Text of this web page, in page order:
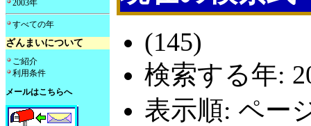
2003年
すべての年
ざんまいについて
ご紹介
利用条件
メールはこちらへ
(145)
検索する年:
表示順: ペー